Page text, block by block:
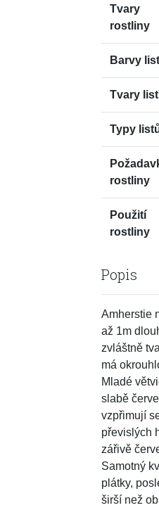
Tvary
rostliny
Barvy
Tvary
Typy
rostliny
Použití
rostliny
Popis
Amherstie
až 1m
zvláštně
má
Mladé
slabě
vzpřimují
převislých
zářivě
Samotný
plátky,
širší než